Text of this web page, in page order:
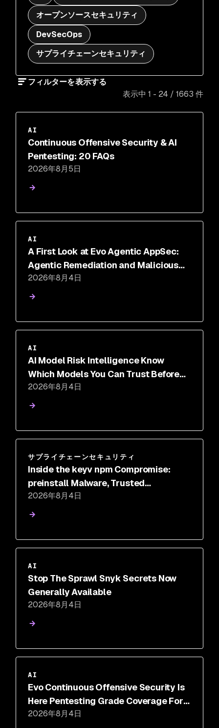
オープンソースセキュリティ
DevSecOps
サプライチェーンセキュリティ
フィルターを表示する
表示中 1 - 24 / 1663 件
AI
Continuous Offensive Security & AI
Pentesting: 20 FAQs
2026年8月5日
AI
A First Look at Evo Agentic AppSec:
Agentic Remediation and Malicious
Code Defense
2026年8月4日
AI
AI Model Risk Intelligence Know
Which Models You Can Trust Before
You Deploy
2026年8月4日
サプライチェーンセキュリティ
Inside the keyv npm Compromise:
preinstall Malware, Trusted
Provenance, and IDE Hooks
2026年8月4日
AI
Stop The Sprawl Snyk Secrets Now
Generally Available
2026年8月4日
AI
Evo Continuous Offensive Security Is
Here Pentesting Grade Coverage For
The 350 Days A Year You Aren't
2026年8月4日